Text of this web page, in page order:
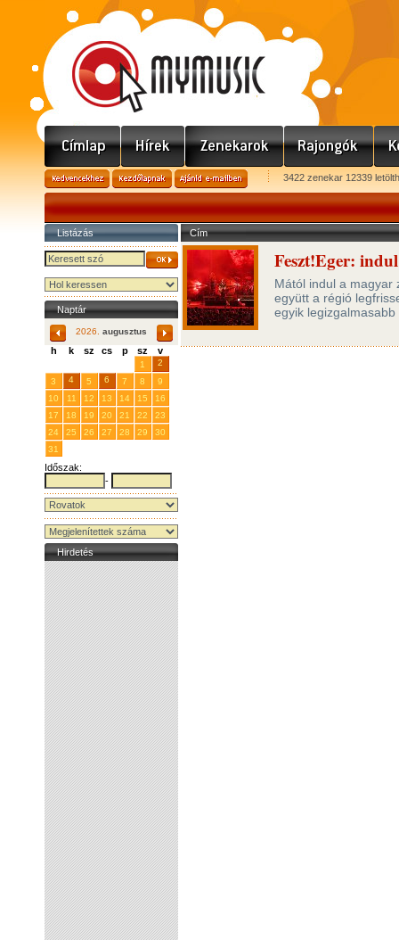
3422 zenekar 12339
Listázás
Naptár
2026. augusztus
h k sz cs p sz v
1
2
3
4 5 6 7 8
9
10
11 12 13 14 15
16
17
18 19 20 21 22
23
24
25 26 27 28 29
30
31
Időszak:
-
Hirdetés
Cím
Feszt!Eger:
Mától indul a magyar
együtt a régió
egyik